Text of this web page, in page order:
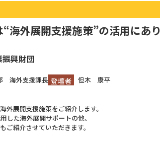
海外展開支援施策”の活用にあり
振興財団
海外支援課長 登壇者 但木 康平
外展開支援施策をご紹介します。
した海外展開サポートの他、
ご紹介させていただきます。